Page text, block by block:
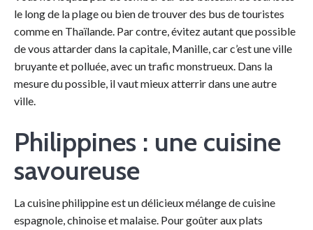
le long de la plage ou bien de trouver des bus de touristes
comme en Thaïlande. Par contre, évitez autant que possible
de vous attarder dans la capitale, Manille, car c’est une ville
bruyante et polluée, avec un trafic monstrueux. Dans la
mesure du possible, il vaut mieux atterrir dans une autre
ville.
Philippines : une cuisine
savoureuse
La cuisine philippine est un délicieux mélange de cuisine
espagnole, chinoise et malaise. Pour goûter aux plats